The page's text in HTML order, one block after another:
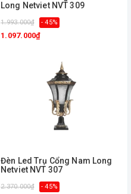
Long Netviet NVT 309
1.993.000₫ - 45%
1.097.000₫
Đèn Led Trụ Cổng Nam Long
Netviet NVT 307
2.370.000₫ - 45%